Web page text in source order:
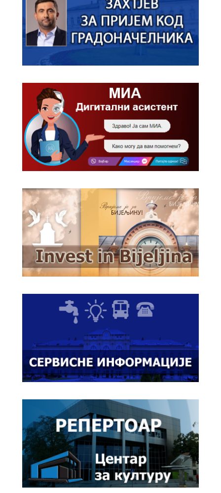
Захтјев за издавање ПОНОСНЕ КАРТИЦЕ
Обавјештење за предузетника - Вера
Ујић
ЈАВНИ ПОЗИВ ЗА ПРИЈАВУ